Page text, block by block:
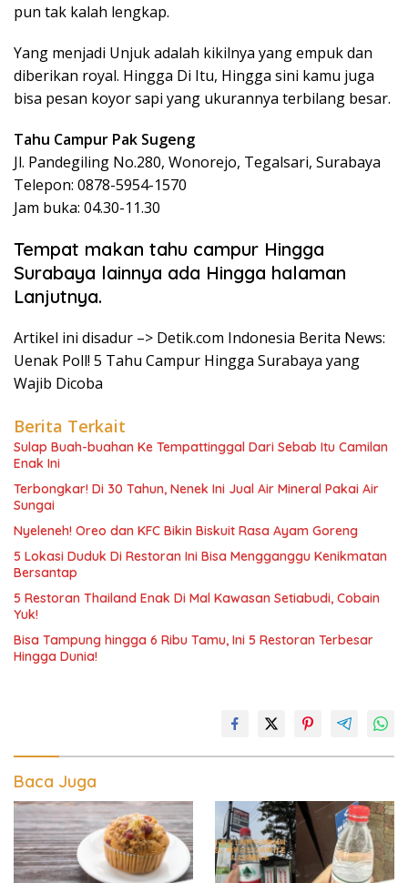
pun tak kalah lengkap.
Yang menjadi Unjuk adalah kikilnya yang empuk dan
diberikan royal. Hingga Di Itu, Hingga sini kamu juga
bisa pesan koyor sapi yang ukurannya terbilang besar.
Tahu Campur Pak Sugeng
Jl. Pandegiling No.280, Wonorejo, Tegalsari, Surabaya
Telepon: 0878-5954-1570
Jam buka: 04.30-11.30
Tempat makan tahu campur Hingga
Surabaya lainnya ada Hingga halaman
Lanjutnya.
Artikel ini disadur –> Detik.com Indonesia Berita News:
Uenak Poll! 5 Tahu Campur Hingga Surabaya yang
Wajib Dicoba
Berita Terkait
Sulap Buah-buahan Ke Tempattinggal Dari Sebab Itu Camilan
Enak Ini
Terbongkar! Di 30 Tahun, Nenek Ini Jual Air Mineral Pakai Air
Sungai
Nyeleneh! Oreo dan KFC Bikin Biskuit Rasa Ayam Goreng
5 Lokasi Duduk Di Restoran Ini Bisa Mengganggu Kenikmatan
Bersantap
5 Restoran Thailand Enak Di Mal Kawasan Setiabudi, Cobain
Yuk!
Bisa Tampung hingga 6 Ribu Tamu, Ini 5 Restoran Terbesar
Hingga Dunia!
Baca Juga